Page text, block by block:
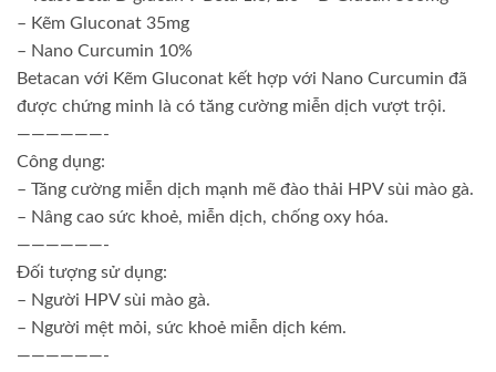
– Kẽm Gluconat 35mg
– Nano Curcumin 10%
Betacan với Kẽm Gluconat kết hợp với Nano Curcumin đã
được chứng minh là có tăng cường miễn dịch vượt trội.
——————-
Công dụng:
– Tăng cường miễn dịch mạnh mẽ đào thải HPV sùi mào gà.
– Nâng cao sức khoẻ, miễn dịch, chống oxy hóa.
——————-
Đối tượng sử dụng:
– Người HPV sùi mào gà.
– Người mệt mỏi, sức khoẻ miễn dịch kém.
——————-